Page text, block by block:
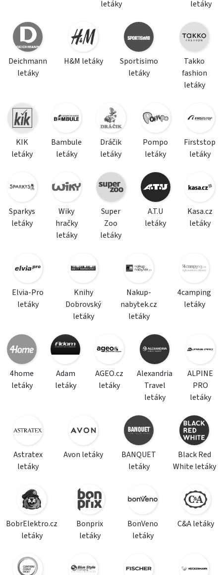
letáky
letáky
Deichmann
letáky
H&M letáky
Sportisimo
letáky
Takko
fashion
letáky
KIK
letáky
Bambule
letáky
Dráčik
letáky
Pompo
letáky
Firststop
letáky
Sparkys
letáky
Wiky
hračky
letáky
Super
Zoo
letáky
A.T.U
letáky
Kasa.cz
letáky
Elvia-Pro
letáky
Knihy
Dobrovský
letáky
Nakup-
nabytek.cz
letáky
4camping
letáky
4home
letáky
Adam
letáky
AGEO.cz
letáky
Alexandria
Travel
letáky
ALPINE
PRO
letáky
Astratex
letáky
Avon letáky
BANQUET
letáky
Black Red
White letáky
BobrElektro.cz
letáky
Bonprix
letáky
BonVeno
letáky
C&A letáky